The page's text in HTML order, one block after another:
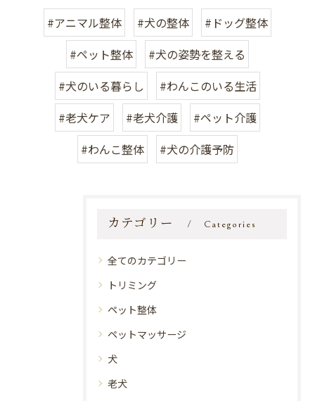
#アニマル整体 #犬の整体
#ドッグ整体
#ペット整体
#犬の姿勢を整える
#犬のいる暮らし
#わんこのいる生活
#老犬ケア
#老犬介護
#ペット介護
#わんこ整体
#犬の介護予防
カテゴリー Categories
全てのカテゴリー
トリミング
ペット整体
ペットマッサージ
犬
老犬